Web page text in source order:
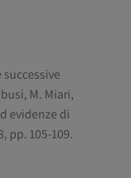
M. Miari,
evidenze di
pp. 105-109.